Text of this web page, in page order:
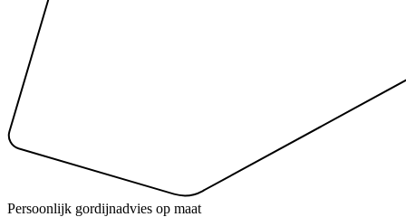
Persoonlijk gordijnadvies op maat